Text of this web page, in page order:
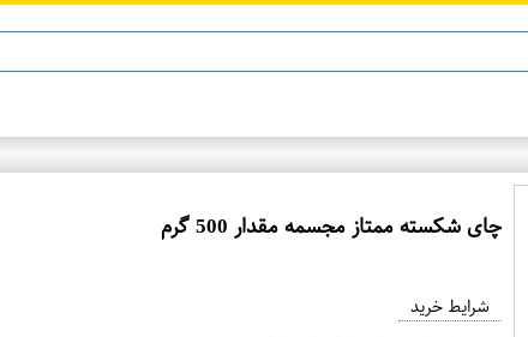
چای شکسته ممتاز مجسمه مقدار 500 گرم
شرایط خرید